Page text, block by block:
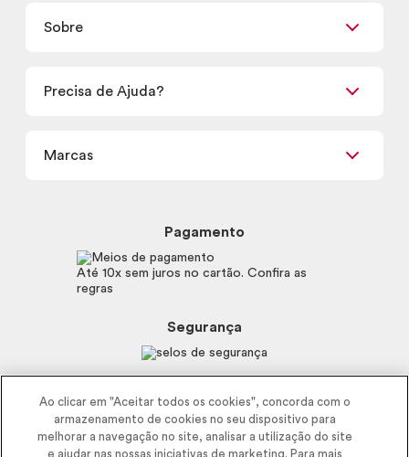
Quero ser Revendedor
Sobre
Nossas Lojas
Código de defesa do consumidor
Trabalhe com a gente
Recomendações Covid19
Precisa de Ajuda?
Frete e Entrega
Fale Conosco
E-mail
Marcas
Pagamento
Até 10x sem juros no cartão. Confira as
regras
Segurança
Ao clicar em "Aceitar todos os cookies", concorda com o
armazenamento de cookies no seu dispositivo para
melhorar a navegação no site, analisar a utilização do site
e ajudar nas nossas iniciativas de marketing. Para mais